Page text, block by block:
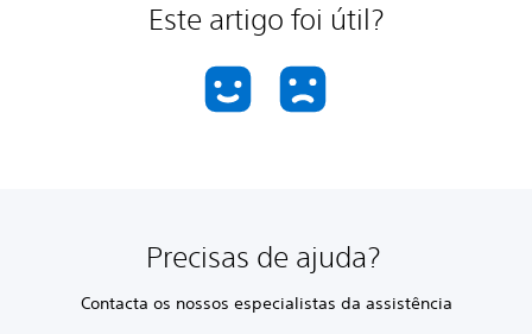
Este artigo foi útil?
Precisas de ajuda?
Contacta os nossos especialistas da assistência